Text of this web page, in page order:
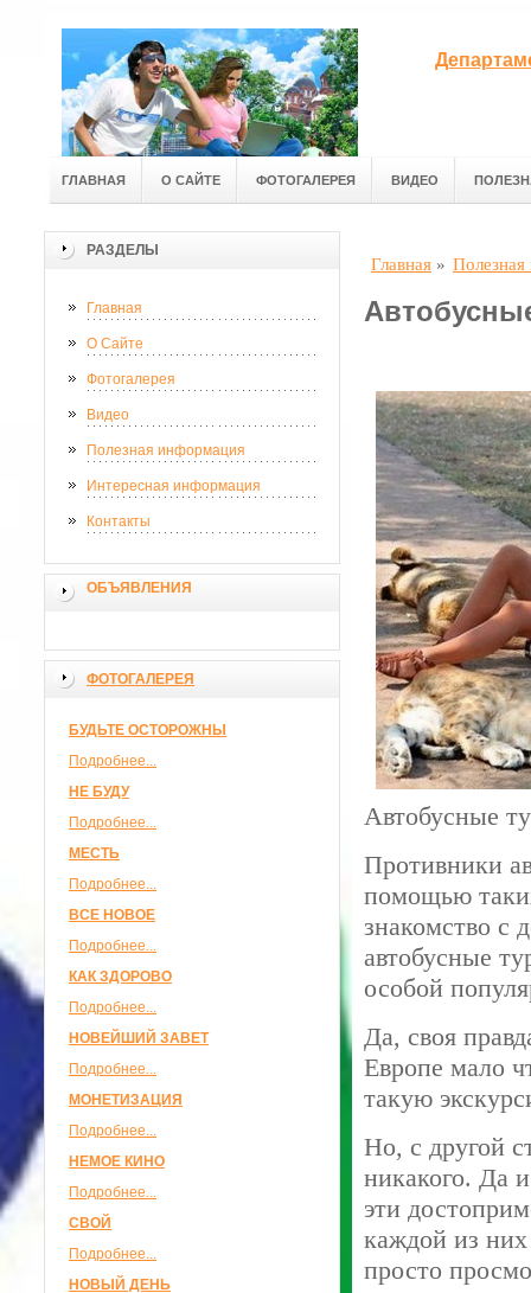
ГЛАВНАЯ О САЙТЕ ФОТОГАЛЕРЕЯ ВИДЕО
РАЗДЕЛЫ
Главная
О Сайте
Фотогалерея
Видео
Полезная информация
Интересная информация
Контакты
ОБЪЯВЛЕНИЯ
ФОТОГАЛЕРЕЯ
БУДЬТЕ ОСТОРОЖНЫ
Подробнее...
НЕ БУДУ
Подробнее...
МЕСТЬ
Подробнее...
ВСЕ НОВОЕ
Подробнее...
КАК ЗДОРОВО
Подробнее...
НОВЕЙШИЙ ЗАВЕТ
Подробнее...
МОНЕТИЗАЦИЯ
Подробнее...
НЕМОЕ КИНО
Подробнее...
СВОЙ
Подробнее...
НОВЫЙ ДЕНЬ
Главная »
Автобусные
Противники
помощью
знакомство с
автобусные
особой
Да, своя
Европе мало
такую
Но, с другой
никакого. Да
эти
каждой из
просто